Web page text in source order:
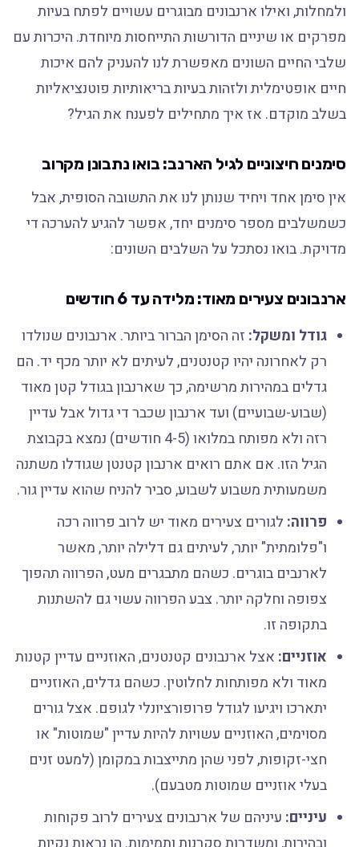
ולמחלות, ואילו ארנבונים מבוגרים עשויים לפתח בעיות
מפרקים או שיניים הדורשות התייחסות מיוחדת. היכרות עם
שלבי החיים השונים מאפשרת לנו להעניק להם איכות
חיים אופטימלית ולזהות בעיות בריאותיות פוטנציאליות
בשלב מוקדם. אז איך מתחילים לפענח את הגיל?
סימנים חיצוניים לגיל הארנב: בואו נתבונן מקרוב
אין סימן אחד ויחיד שנותן לנו את התשובה הסופית, אבל
כשמשלבים מספר סימנים יחד, אפשר להגיע להערכה די
מדויקת. בואו נסתכל על השלבים השונים:
ארנבונים צעירים מאוד: מלידה עד 6 חודשים
גודל ומשקל:זה הסימן הברור ביותר. ארנבונים שנולדו
רק לאחרונה יהיו קטנטנים, לעיתים לא יותר מכף יד. הם
גדלים במהירות מרשימה, כך שארנבון בגודל קטן מאוד
(שבוע-שבועיים) ועד ארנבון שכבר די גדול אבל עדיין
רזה ולא מפותח במלואו (4-5 חודשים) נמצא בקבוצת
הגיל הזו. אם אתם רואים ארנבון קטנטן שגודלו משתנה
משמעותית משבוע לשבוע, סביר להניח שהוא עדיין גור.
פרווה:לגורים צעירים מאוד יש לרוב פרווה רכה
ו"פלומתית" יותר, לעיתים גם דלילה יותר, מאשר
לארנבים בוגרים. כשהם מתבגרים מעט, הפרווה תהפוך
צפופה וחלקה יותר. צבע הפרווה עשוי גם להשתנות
בתקופה זו.
אוזניים:אצל ארנבונים קטנטנים, האוזניים עדיין קטנות
מאוד ולא מפותחות לחלוטין. כשהם גדלים, האוזניים
יתארכו ויגיעו לגודל פרופורציונלי לגופם. אצל גורים
מסוימים, האוזניים עשויות להיות עדיין "שמוטות" או
חצי-זקופות, לפני שהן מתייצבות במקומן (למעט זנים
בעלי אוזניים שמוטות מטבעם).
עיניים:עיניהם של ארנבונים צעירים לרוב פקוחות